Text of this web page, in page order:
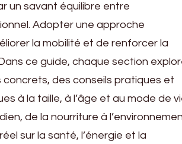
un savant équilibre entre
Adopter une approche
la mobilité et de renforcer la
ce guide, chaque section
concrets, des conseils pratiques et
à la taille, à l’âge et au mode de
de la nourriture à
sur la santé, l’énergie et la